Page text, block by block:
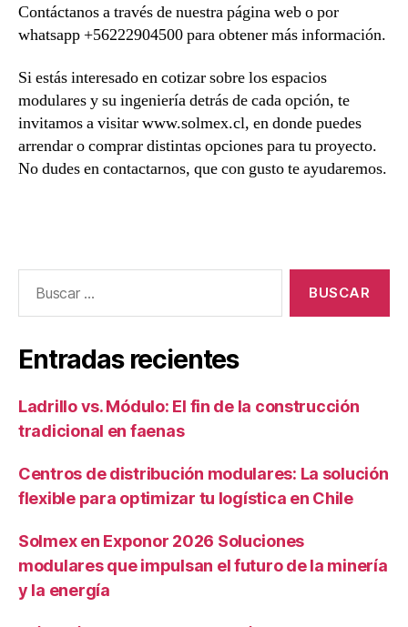
Contáctanos a través de nuestra página web o por
whatsapp +56222904500 para obtener más información.
Si estás interesado en cotizar sobre los espacios
modulares y su ingeniería detrás de cada opción, te
invitamos a visitar www.solmex.cl, en donde puedes
arrendar o comprar distintas opciones para tu proyecto.
No dudes en contactarnos, que con gusto te ayudaremos.
Entradas recientes
Ladrillo vs. Módulo: El fin de la construcción
tradicional en faenas
Centros de distribución modulares: La solución
flexible para optimizar tu logística en Chile
Solmex en Exponor 2026 Soluciones
modulares que impulsan el futuro de la minería
y la energía